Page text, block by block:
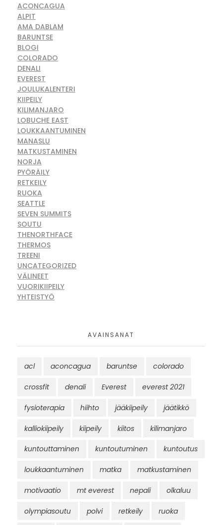
ACONCAGUA
ALPIT
AMA DABLAM
BARUNTSE
BLOGI
COLORADO
DENALI
EVEREST
JOULUKALENTERI
KIIPEILY
KILIMANJARO
LOBUCHE EAST
LOUKKAANTUMINEN
MANASLU
MATKUSTAMINEN
NORJA
PYÖRÄILY
RETKEILY
RUOKA
SEATTLE
SEVEN SUMMITS
SOUTU
THENORTHFACE
THERMOS
TREENI
UNCATEGORIZED
VÄLINEET
VUORIKIIPEILY
YHTEISTYÖ
AVAINSANAT
acl aconcagua baruntse colorado
crossfit denali Everest everest 2021
fysioterapia hiihto jääkiipeily jäätikkö
kalliokiipeily kiipeily kiitos kilimanjaro
kuntouttaminen kuntoutuminen kuntoutus
loukkaantuminen matka matkustaminen
motivaatio mt everest nepali olkaluu
olympiasoutu polvi retkeily ruoka